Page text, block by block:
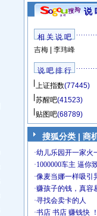
说
相 关 说 吧
吉梅| 李玮峰
说 吧 排 行
上证指数(77445)
苏醒吧(41523)
贴图吧(68789)
搜狐分类 | 商